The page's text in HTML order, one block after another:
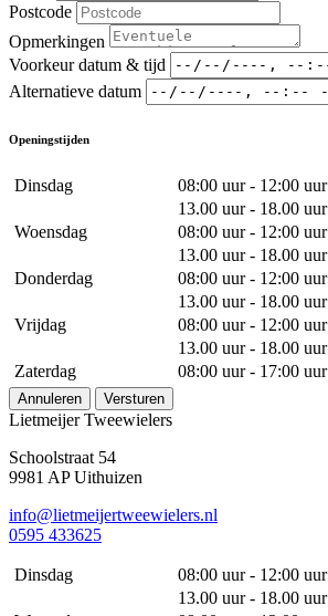
Postcode
Opmerkingen
Voorkeur datum & tijd
Alternatieve datum
Openingstijden
Dinsdag
08:00 uur - 12:00 uur
13.00 uur - 18.00 uur
Woensdag
08:00 uur - 12:00 uur
13.00 uur - 18.00 uur
Donderdag
08:00 uur - 12:00 uur
13.00 uur - 18.00 uur
Vrijdag
08:00 uur - 12:00 uur
13.00 uur - 18.00 uur
Zaterdag
08:00 uur - 17:00 uur
Annuleren Versturen
Lietmeijer Tweewielers
Schoolstraat 54
9981 AP Uithuizen
info@lietmeijertweewielers.nl
0595 433625
Dinsdag
08:00 uur - 12:00 uur
13.00 uur - 18.00 uur